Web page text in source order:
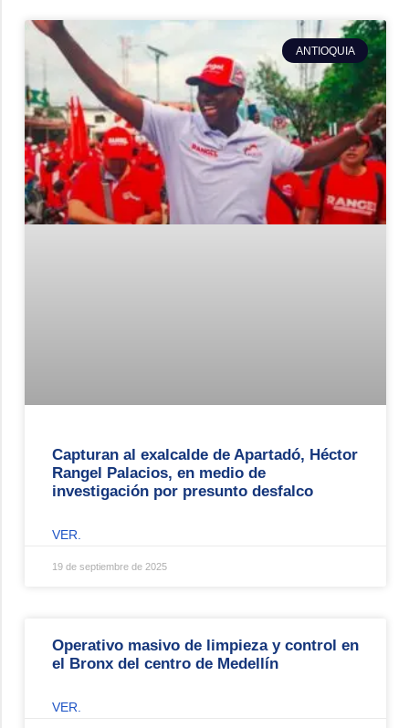
ANTIOQUIA
Capturan al exalcalde de Apartadó, Héctor
Rangel Palacios, en medio de
investigación por presunto desfalco
VER.
19 de septiembre de 2025
Operativo masivo de limpieza y control en
el Bronx del centro de Medellín
VER.